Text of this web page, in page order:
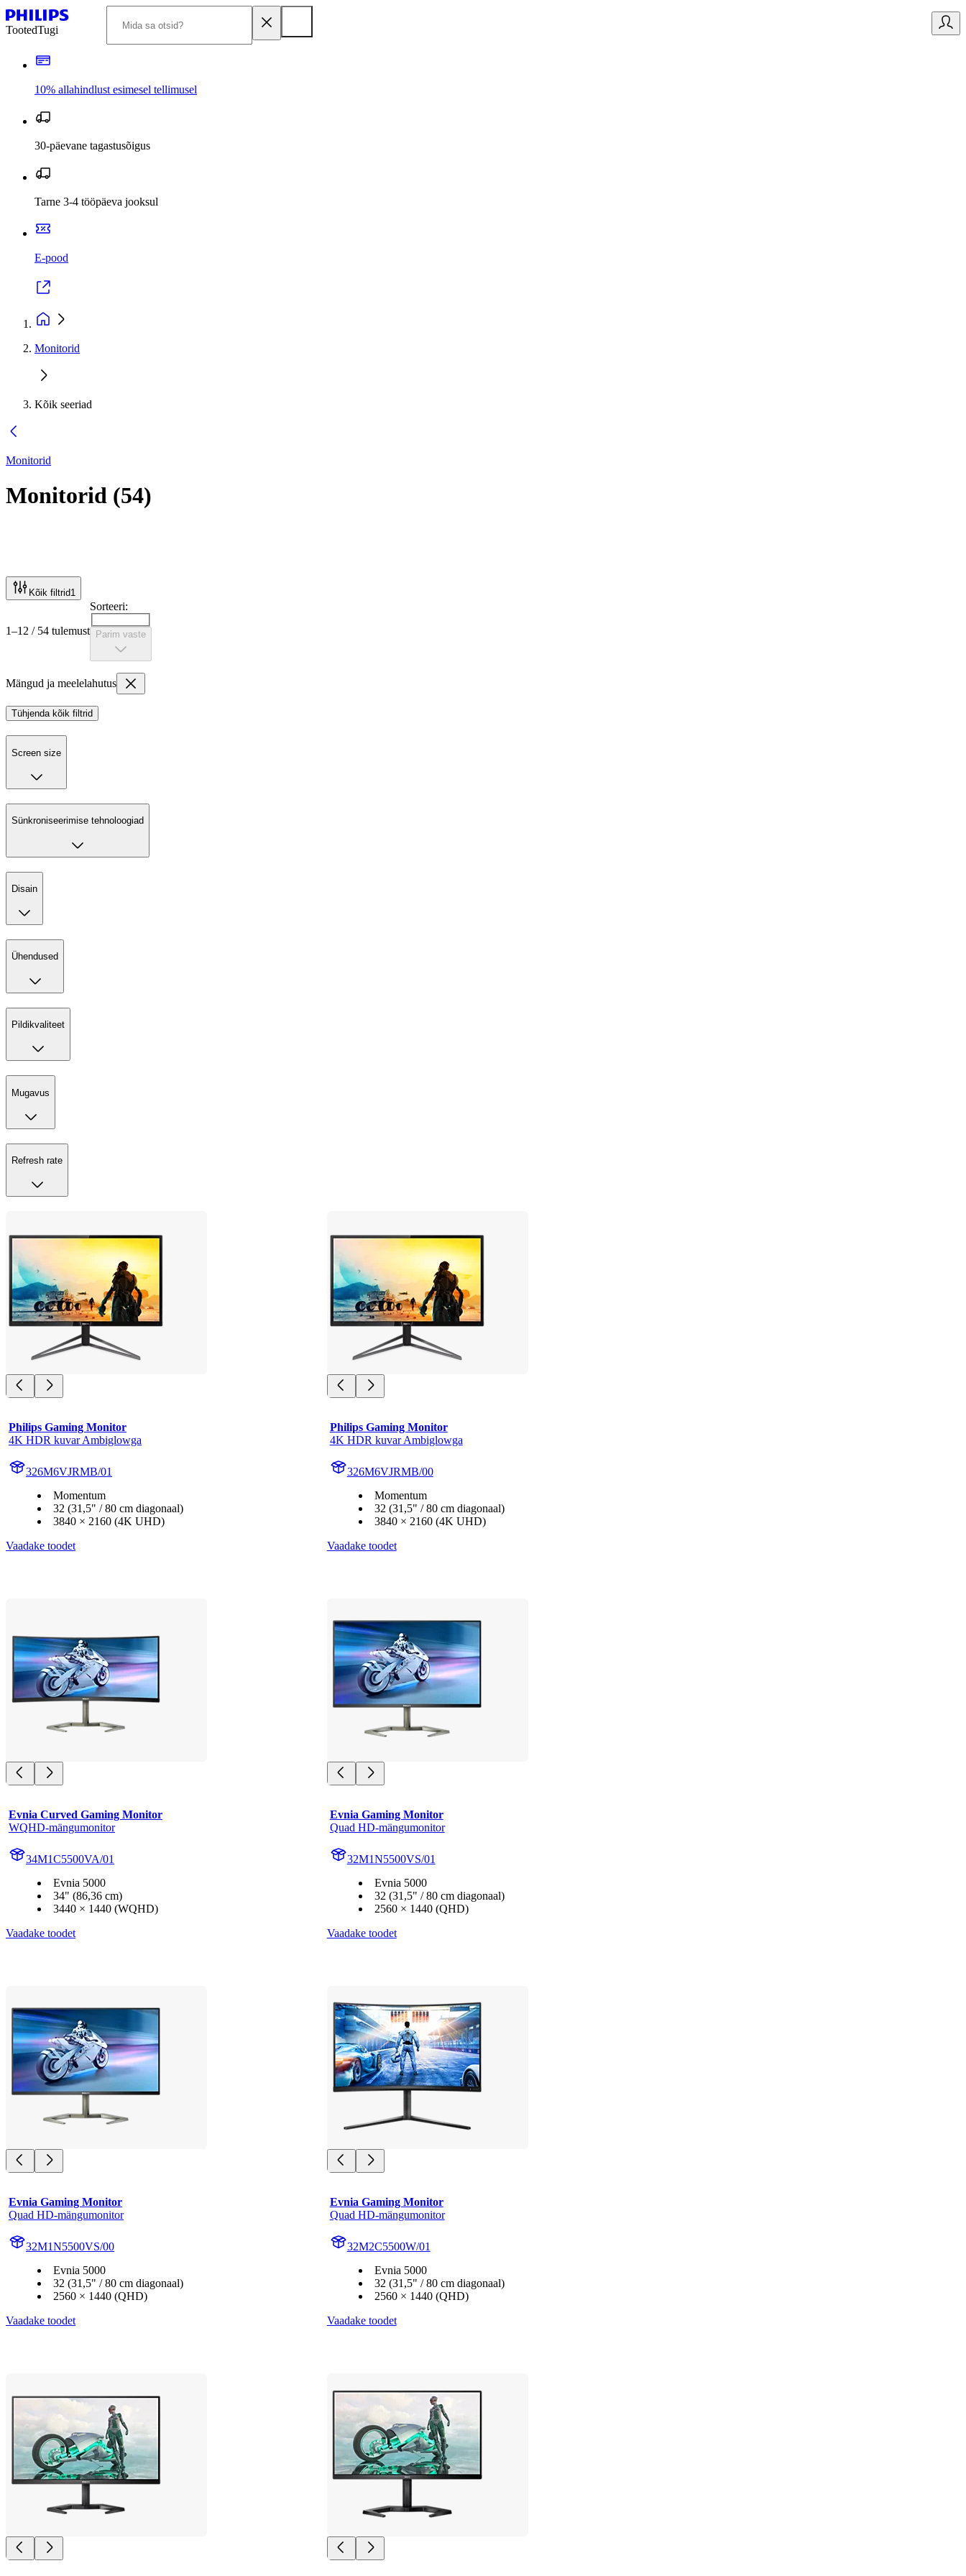
TootedTugi
10% allahindlust esimesel tellimusel
30-päevane tagastusõigus
Tarne 3-4 tööpäeva jooksul
E-pood
Monitorid
Kõik seeriad
Monitorid
Monitorid (54)
Kõik filtrid1
1–12 / 54 tulemust
Sorteeri:
Parim vaste
Mängud ja meelelahutus
Tühjenda kõik filtrid
Screen size
Sünkroniseerimise tehnoloogiad
Disain
Ühendused
Pildikvaliteet
Mugavus
Refresh rate
Philips Gaming Monitor
4K HDR kuvar Ambiglowga
326M6VJRMB/01
Momentum
32 (31,5" / 80 cm diagonaal)
3840 × 2160 (4K UHD)
Vaadake toodet
Philips Gaming Monitor
4K HDR kuvar Ambiglowga
326M6VJRMB/00
Momentum
32 (31,5" / 80 cm diagonaal)
3840 × 2160 (4K UHD)
Vaadake toodet
Evnia Curved Gaming Monitor
WQHD-mängumonitor
34M1C5500VA/01
Evnia 5000
34" (86,36 cm)
3440 × 1440 (WQHD)
Vaadake toodet
Evnia Gaming Monitor
Quad HD-mängumonitor
32M1N5500VS/01
Evnia 5000
32 (31,5" / 80 cm diagonaal)
2560 × 1440 (QHD)
Vaadake toodet
Evnia Gaming Monitor
Quad HD-mängumonitor
32M1N5500VS/00
Evnia 5000
32 (31,5" / 80 cm diagonaal)
2560 × 1440 (QHD)
Vaadake toodet
Evnia Gaming Monitor
Quad HD-mängumonitor
32M2C5500W/01
Evnia 5000
32 (31,5" / 80 cm diagonaal)
2560 × 1440 (QHD)
Vaadake toodet